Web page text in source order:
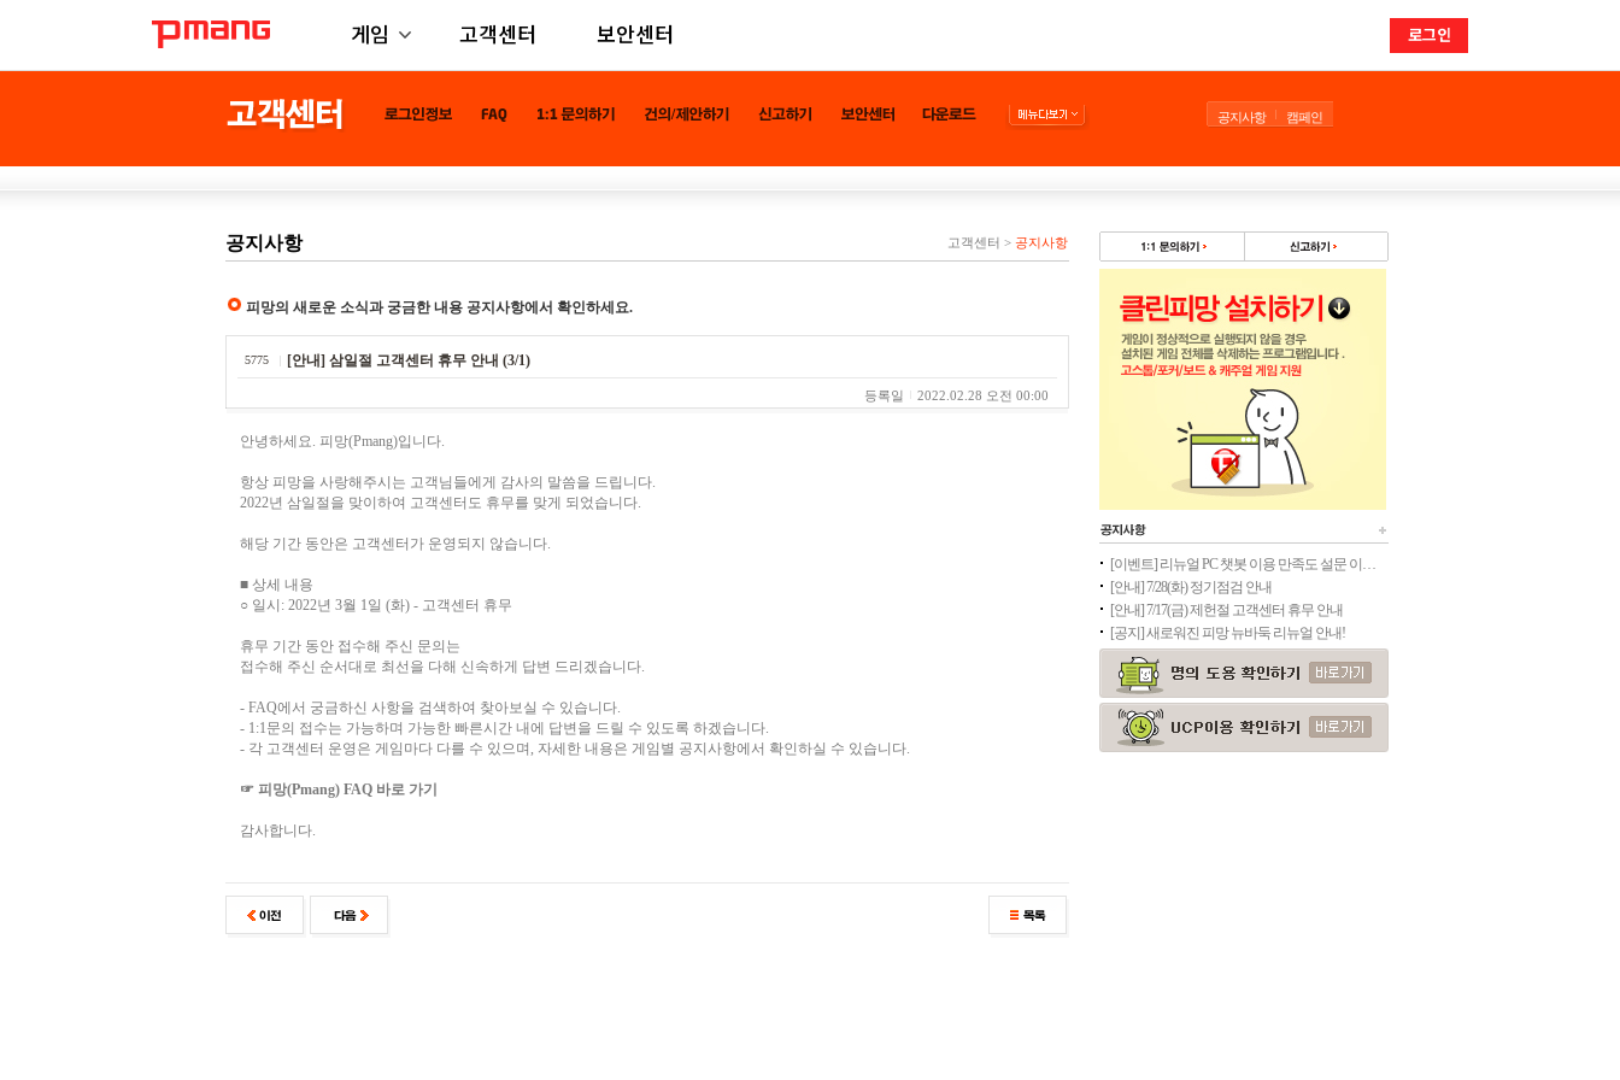
게임 고객센터 보안센터 로그인
공지사항 캠페인
공지사항 고객센터 > 공지사항
피망의 새로운 소식과 궁금한 내용 공지사항에서 확인하세요.
5775 [안내] 삼일절 고객센터 휴무 안내 (3/1)
등록일 2022.02.28 오전 00:00
안녕하세요. 피망(Pmang)입니다.
항상 피망을 사랑해주시는 고객님들에게 감사의 말씀을 드립니다.
2022년 삼일절을 맞이하여 고객센터도 휴무를 맞게 되었습니다.
해당 기간 동안은 고객센터가 운영되지 않습니다.
■ 상세 내용
○ 일시: 2022년 3월 1일 (화) - 고객센터 휴무
휴무 기간 동안 접수해 주신 문의는
접수해 주신 순서대로 최선을 다해 신속하게 답변 드리겠습니다.
- FAQ에서 궁금하신 사항을 검색하여 찾아보실 수 있습니다.
- 1:1문의 접수는 가능하며 가능한 빠른시간 내에 답변을 드릴 수 있도록 하겠습니다.
- 각 고객센터 운영은 게임마다 다를 수 있으며, 자세한 내용은 게임별 공지사항에서 확인하실 수 있습니다.
☞ 피망(Pmang) FAQ 바로 가기
감사합니다.
[이벤트] 리뉴얼 PC 챗봇 이용 만족도 설문 이벤트
[안내] 7/28(화) 정기점검 안내
[안내] 7/17(금) 제헌절 고객센터 휴무 안내
[공지] 새로워진 피망 뉴바둑 리뉴얼 안내!